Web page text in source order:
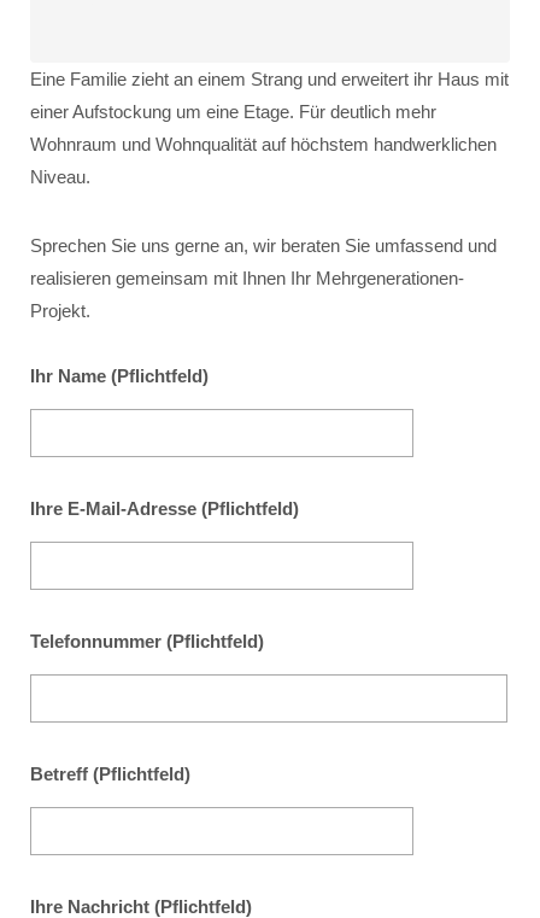
Eine Familie zieht an einem Strang und erweitert ihr Haus mit
einer Aufstockung um eine Etage. Für deutlich mehr
Wohnraum und Wohnqualität auf höchstem handwerklichen
Niveau.
Sprechen Sie uns gerne an, wir beraten Sie umfassend und
realisieren gemeinsam mit Ihnen Ihr Mehrgenerationen-
Projekt.
Ihr Name (Pflichtfeld)
Ihre E-Mail-Adresse (Pflichtfeld)
Telefonnummer (Pflichtfeld)
Betreff (Pflichtfeld)
Ihre Nachricht (Pflichtfeld)